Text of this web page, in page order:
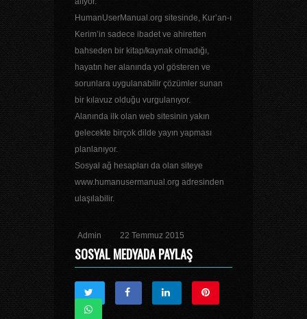
HumanUserManual.org sitesinde, Kur’an-ı
Kerim’in sadece ibadet ve ahiretten
bahseden bir kitap/kaynak olmadığı,
hayatın her alanında yol gösteren ve
sorunlara uygulanabilir çözümler sunan
bir kılavuz olduğu vurgulanıyor.
Alanında ilk olan web sitesinin yakın
gelecekte birçok dilde yayın yapması
planlanıyor.
Sosyal ağ hesapları da olan siteye
www.humanusermanual.org adresinden
ulaşılabilir.
Admin 22 Temmuz 2015
SOSYAL MEDYADA PAYLAŞ